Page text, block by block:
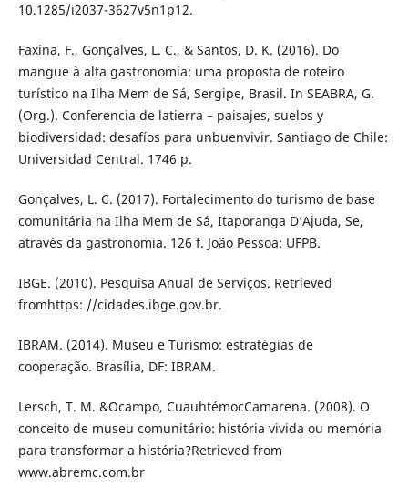
10.1285/i2037-3627v5n1p12.
Faxina, F., Gonçalves, L. C., & Santos, D. K. (2016). Do
mangue à alta gastronomia: uma proposta de roteiro
turístico na Ilha Mem de Sá, Sergipe, Brasil. In SEABRA, G.
(Org.). Conferencia de latierra – paisajes, suelos y
biodiversidad: desafíos para unbuenvivir. Santiago de Chile:
Universidad Central. 1746 p.
Gonçalves, L. C. (2017). Fortalecimento do turismo de base
comunitária na Ilha Mem de Sá, Itaporanga D’Ajuda, Se,
através da gastronomia. 126 f. João Pessoa: UFPB.
IBGE. (2010). Pesquisa Anual de Serviços. Retrieved
fromhttps: //cidades.ibge.gov.br.
IBRAM. (2014). Museu e Turismo: estratégias de
cooperação. Brasília, DF: IBRAM.
Lersch, T. M. &Ocampo, CuauhtémocCamarena. (2008). O
conceito de museu comunitário: história vivida ou memória
para transformar a história?Retrieved from
www.abremc.com.br